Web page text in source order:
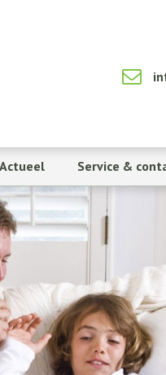
Actueel Service &